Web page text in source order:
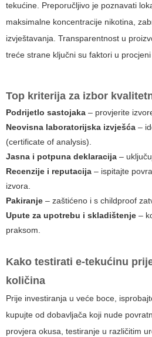
tekućine. Preporučljivo je poznavati
maksimalne koncentracije nikotina,
izvještavanja. Transparentnost u
treće strane ključni su faktori u
Top kriterija za izbor
Podrijetlo sastojaka – provjerite
Neovisna laboratorijska izvješća –
(certificate of analysis).
Jasna i potpuna deklaracija –
Recenzije i reputacija – ispitajte
izvora.
Pakiranje – zaštićeno i s childproof
Upute za upotrebu i skladištenje –
praksom.
Kako testirati e-tekućinu
količina
Prije investiranja u veće boce,
kupujte od dobavljača koji nude
provjera okusa, testiranje u različitim